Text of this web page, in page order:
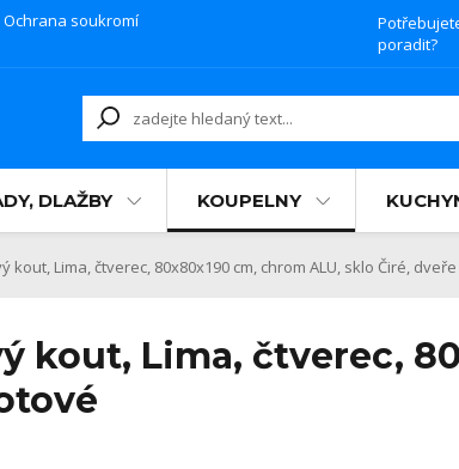
Ochrana soukromí
poradit?
DLAŽBY KOUPELNY
kout, Lima, čtverec, 80x80x190 cm, chrom ALU, sklo Čiré,
kout, Lima, čtverec,